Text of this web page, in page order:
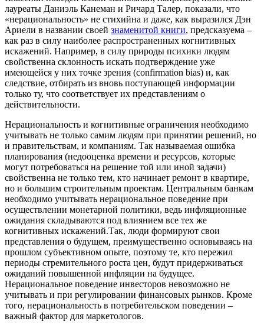
лауреаты Даниэль Канеман и Ричард Талер, показали, что
«нерациональность» не стихийна и даже, как выразился Дэн
Ариели в названии своей знаменитой книги, предсказуема –
как раз в силу наиболее распространенных когнитивных
искажений. Например, в силу природы психики людям
свойственна склонность искать подтверждение уже
имеющейся у них точке зрения (confirmation bias) и, как
следствие, отбирать из вновь поступающей информации
только ту, что соответствует их представлениям о
действительности.
Нерациональность и когнитивные ограничения необходимо
учитывать не только самим людям при принятии решений, но
и правительствам, и компаниям. Так называемая ошибка
планирования (недооценка времени и ресурсов, которые
могут потребоваться на решение той или иной задачи)
свойственна не только тем, кто начинает ремонт в квартире,
но и большим строительным проектам. Центральным банкам
необходимо учитывать нерациональное поведение при
осуществлении монетарной политики, ведь инфляционные
ожидания складываются под влиянием все тех же
когнитивных искажений.Так, люди формируют свои
представления о будущем, преимущественно основываясь на
прошлом субъективном опыте, поэтому те, кто пережил
периоды стремительного роста цен, будут придерживаться
ожиданий повышенной инфляции на будущее.
Нерациональное поведение инвесторов невозможно не
учитывать и при регулировании финансовых рынков. Кроме
того, нерациональность в потребительском поведении –
важный фактор для маркетологов.